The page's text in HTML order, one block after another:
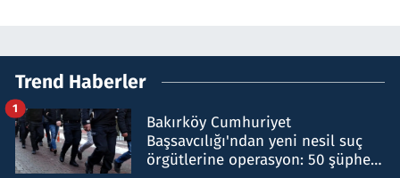
Trend Haberler
Bakırköy Cumhuriyet
Başsavcılığı'ndan yeni nesil suç
örgütlerine operasyon: 50 şüpheli
1